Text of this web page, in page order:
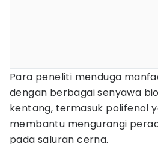
Para peneliti menduga
dengan berbagai senyawa
kentang, termasuk polifenol
membantu mengurangi
pada saluran cerna.